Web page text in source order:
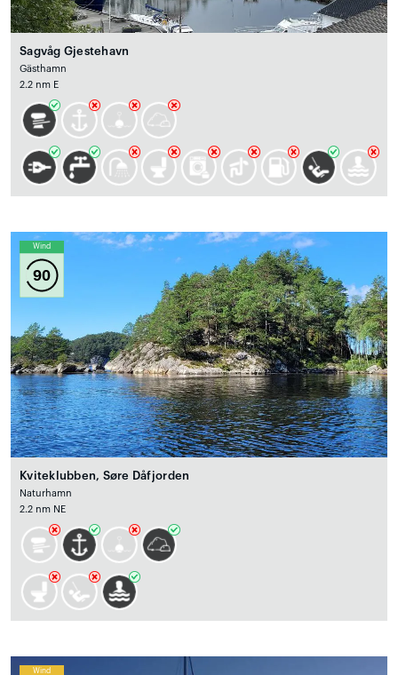
Sagvåg Gjestehavn
Gästhamn
2.2 nm E
Wind
90
Kviteklubben, Søre Dåfjorden
Naturhamn
2.2 nm NE
Wind